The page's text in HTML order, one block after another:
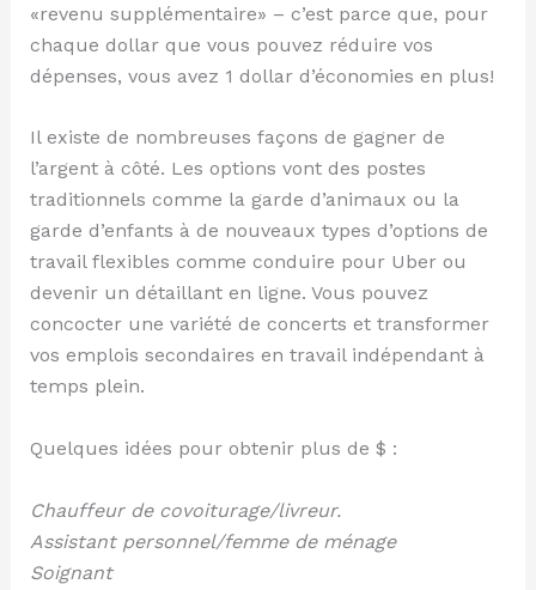
«revenu supplémentaire» – c’est parce que, pour
chaque dollar que vous pouvez réduire vos
dépenses, vous avez 1 dollar d’économies en plus!
Il existe de nombreuses façons de gagner de
l’argent à côté. Les options vont des postes
traditionnels comme la garde d’animaux ou la
garde d’enfants à de nouveaux types d’options de
travail flexibles comme conduire pour Uber ou
devenir un détaillant en ligne. Vous pouvez
concocter une variété de concerts et transformer
vos emplois secondaires en travail indépendant à
temps plein.
Quelques idées pour obtenir plus de $ :
Chauffeur de covoiturage/livreur.
Assistant personnel/femme de ménage
Soignant